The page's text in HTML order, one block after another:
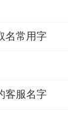
名常用字
客服名字